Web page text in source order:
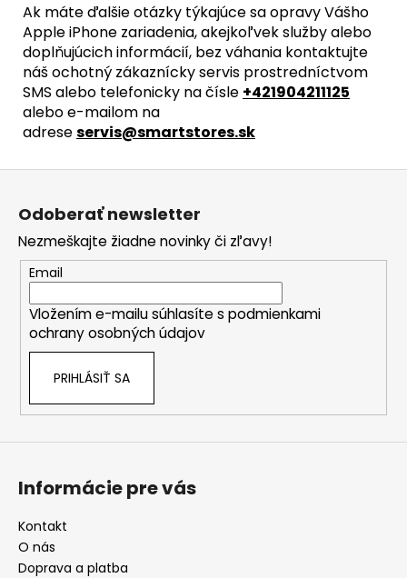
Ak máte ďalšie otázky týkajúce sa opravy Vášho
Apple iPhone zariadenia, akejkoľvek služby alebo
doplňujúcich informácií, bez váhania kontaktujte
náš ochotný zákaznícky servis prostredníctvom
SMS alebo telefonicky na čísle +421904211125
alebo e-mailom na
adreseservis@smartstores.sk
Z
Odoberať newsletter
Nezmeškajte žiadne novinky či zľavy!
Email
Vložením e-mailu súhlasíte s podmienkami
ochrany osobných údajov
PRIHLÁSIŤ SA
Informácie pre vás
Kontakt
O nás
Doprava a platba